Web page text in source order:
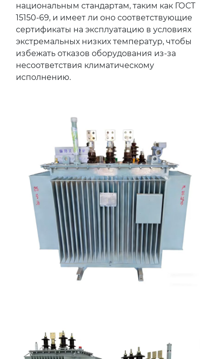
национальным стандартам, таким как ГОСТ
15150-69, и имеет ли оно соответствующие
сертификаты на эксплуатацию в условиях
экстремальных низких температур, чтобы
избежать отказов оборудования из-за
несоответствия климатическому
исполнению.